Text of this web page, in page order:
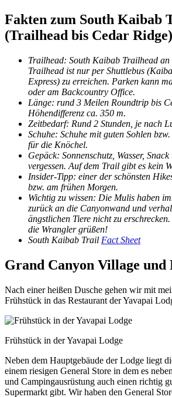
Fakten zum South Kaibab
(Trailhead bis Cedar Ridge)
Trailhead: South Kaibab Trailhead
Trailhead ist nur per Shuttlebus
Express) zu erreichen. Parken kann
oder am Backcountry Office.
Länge: rund 3 Meilen Roundtrip bis
Höhendifferenz ca. 350 m.
Zeitbedarf: Rund 2 Stunden, je nach
Schuhe: Schuhe mit guten Sohlen
für die Knöchel.
Gepäck: Sonnenschutz, Wasser,
vergessen. Auf dem Trail gibt es kein
Insider-Tipp: einer der schönsten
bzw. am frühen Morgen.
Wichtig zu wissen: Die Mulis haben
zurück an die Canyonwand und
ängstlichen Tiere nicht zu
die Wrangler grüßen!
South Kaibab Trail Fact Sheet
Grand Canyon Village
Nach einer heißen Dusche gehen wir mit
Frühstück in das Restaurant der Yavapai
Frühstück in der Yavapai Lodge
Neben dem Hauptgebäude der Lodge liegt
einem riesigen General Store in dem es
und Campingausrüstung auch einen richtig
Supermarkt gibt. Wir haben den General